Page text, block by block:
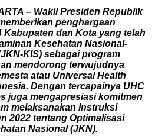
– Wakil Presiden Republik
penghargaan
Kabupaten dan Kota yang telah
Kesehatan Nasional-
KIS) sebagai program
mendorong terwujudnya
atau Universal Health
Dengan tercapainya UHC
juga mengapresiasi komitmen
melaksanakan Instruksi
2022 tentang Optimalisasi
Nasional (JKN).